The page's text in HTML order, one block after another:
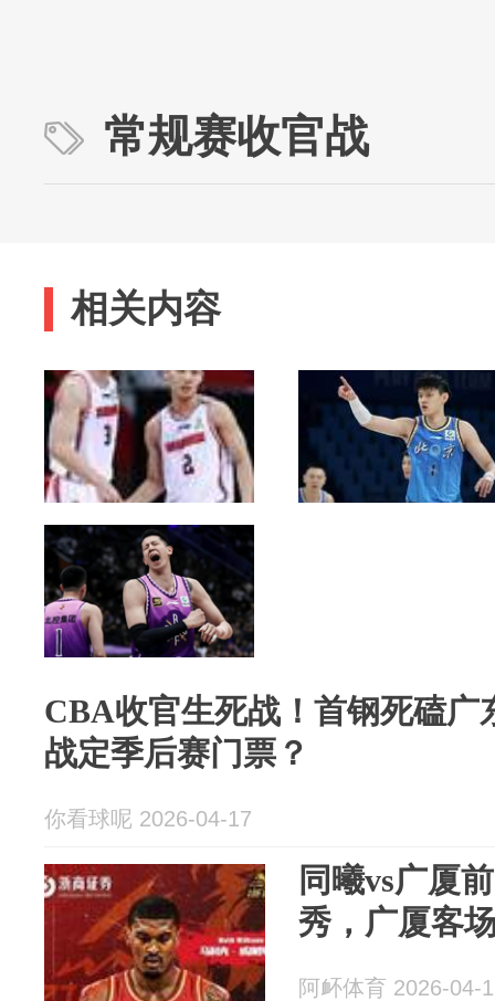
常规赛收官战
相关内容
CBA收官生死战！首钢死磕广
战定季后赛门票？
你看球呢 2026-04-17
同曦vs广厦
秀，广厦客
阿衃体育 2026-04-